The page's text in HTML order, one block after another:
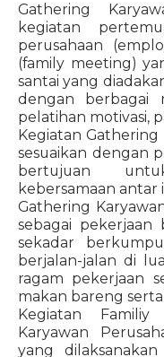
Gathering
kegiatan
perusahaan
(family meeting)
santai yang
dengan berbagai
pelatihan motivasi,
Kegiatan
sesuaikan dengan
bertujuan
kebersamaan antar
Gathering
sebagai pekerjaan
sekadar
berjalan-jalan di
ragam pekerjaan
makan bareng
Kegiatan
Karyawan
yang